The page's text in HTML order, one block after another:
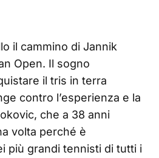
il cammino di Jannik
Open. Il sogno
il tris in terra
contro l’esperienza e la
che a 38 anni
volta perché è
più grandi tennisti di tutti i